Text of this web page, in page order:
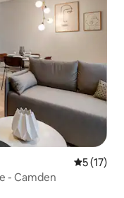
5 ud af 5
5 (17)
- Camden